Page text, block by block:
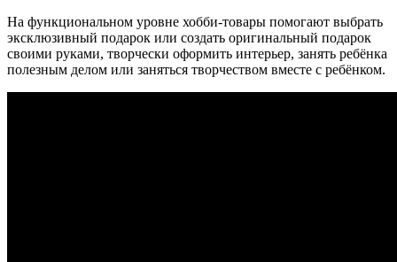
На функциональном уровне хобби-товары помогают выбрать
эксклюзивный подарок или создать оригинальный подарок
своими руками, творчески оформить интерьер, занять ребёнка
полезным делом или заняться творчеством вместе с ребёнком.